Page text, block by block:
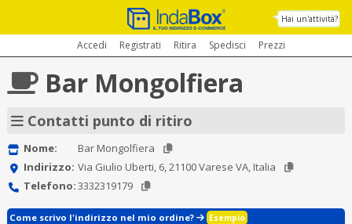
Hai un'attività?
Accedi Registrati Ritira Spedisci Prezzi
Bar Mongolfiera
Contatti punto di ritiro
Nome:
Bar Mongolfiera
Indirizzo: Via Giulio Uberti, 6, 21100 Varese VA, Italia
Telefono:3332319179
Come scrivo l'indirizzo nel mio ordine? Esempio